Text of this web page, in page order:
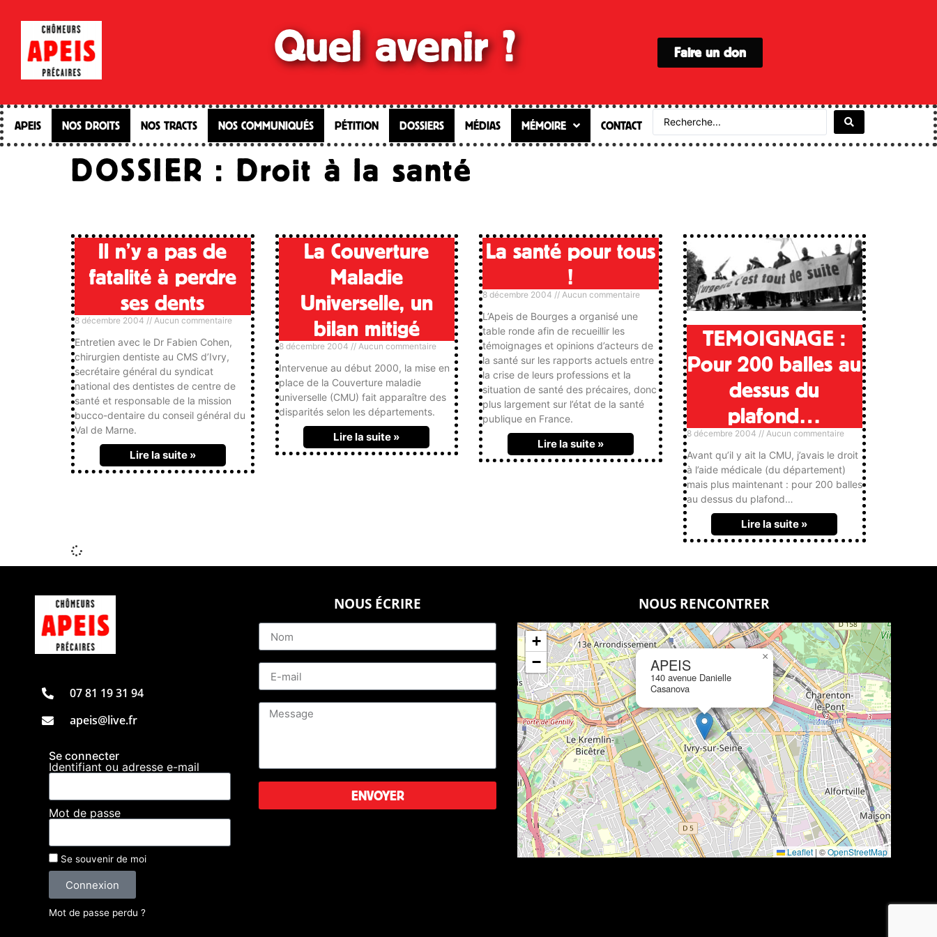
Quel avenir ? Faire un don
APEIS NOS DROITS NOS TRACTS NOS COMMUNIQUÉS PÉTITION DOSSIERS MÉDIAS MÉMOIRE CONTACT
DOSSIER : Droit à la santé
Il n’y a pas de
fatalité à perdre
ses dents
8 décembre 2004 Aucun commentaire
Entretien avec le Dr Fabien Cohen,
chirurgien dentiste au CMS d’Ivry,
secrétaire général du syndicat
national des dentistes de centre de
santé et responsable de la mission
bucco-dentaire du conseil général du
Val de Marne.
Lire la suite »
La Couverture
Maladie
Universelle, un
bilan mitigé
8 décembre 2004 Aucun commentaire
Intervenue au début 2000, la mise en
place de la Couverture maladie
universelle (CMU) fait apparaître des
disparités selon les départements.
Lire la suite »
La santé pour tous
!
8 décembre 2004 Aucun commentaire
L’Apeis de Bourges a organisé une
table ronde afin de recueillir les
témoignages et opinions d’acteurs de
la santé sur les rapports actuels entre
la crise de leurs professions et la
situation de santé des précaires, donc
plus largement sur l’état de la santé
publique en France.
Lire la suite »
TEMOIGNAGE :
Pour 200 balles au
dessus du
plafond…
8 décembre 2004 Aucun commentaire
Avant qu’il y ait la CMU, j’avais le droit
à l’aide médicale (du département)
mais plus maintenant : pour 200 balles
au dessus du plafond…
Lire la suite »
07 81 19 31 94
apeis@live.fr
Se connecter
Identifiant ou adresse e-mail
Mot de passe
Se souvenir de moi
Connexion
Mot de passe perdu ?
NOUS ÉCRIRE
ENVOYER
NOUS RENCONTRER
APEIS
140 avenue Danielle
Casanova
×
+
−
Leaflet |©OpenStreetMap